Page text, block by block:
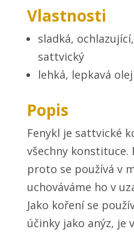
Vlastnosti
sladká,
sattvický
lehká, lepkavá
Popis
Fenykl je sattvické
všechny konstituce.
proto se používá v
uchováváme ho v
Jako koření se
účinky jako anýz, je